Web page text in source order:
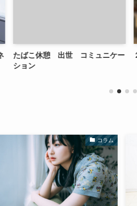
出世 コミュニケー
２種類のノウハ
コラム